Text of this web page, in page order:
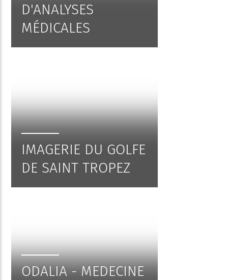
D'ANALYSES
MÉDICALES
IMAGERIE DU GOLFE
DE SAINT TROPEZ
ODALIA - MEDECINE